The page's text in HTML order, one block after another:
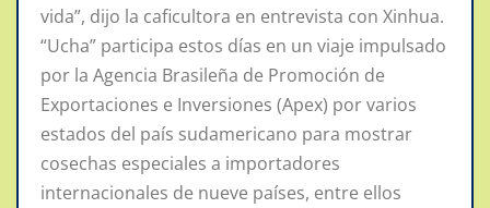
vida”, dijo la caficultora en entrevista con Xinhua.
“Ucha” participa estos días en un viaje impulsado
por la Agencia Brasileña de Promoción de
Exportaciones e Inversiones (Apex) por varios
estados del país sudamericano para mostrar
cosechas especiales a importadores
internacionales de nueve países, entre ellos